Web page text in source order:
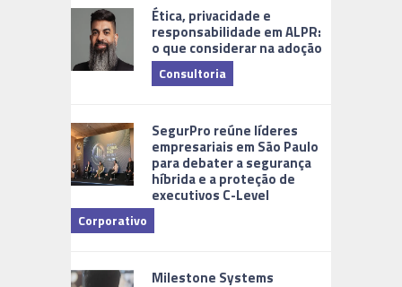
Ética, privacidade e
responsabilidade em ALPR:
o que considerar na adoção
Consultoria
SegurPro reúne líderes
empresariais em São Paulo
para debater a segurança
híbrida e a proteção de
executivos C-Level
Corporativo
Milestone Systems